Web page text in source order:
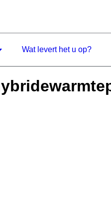
Wat levert het u op?